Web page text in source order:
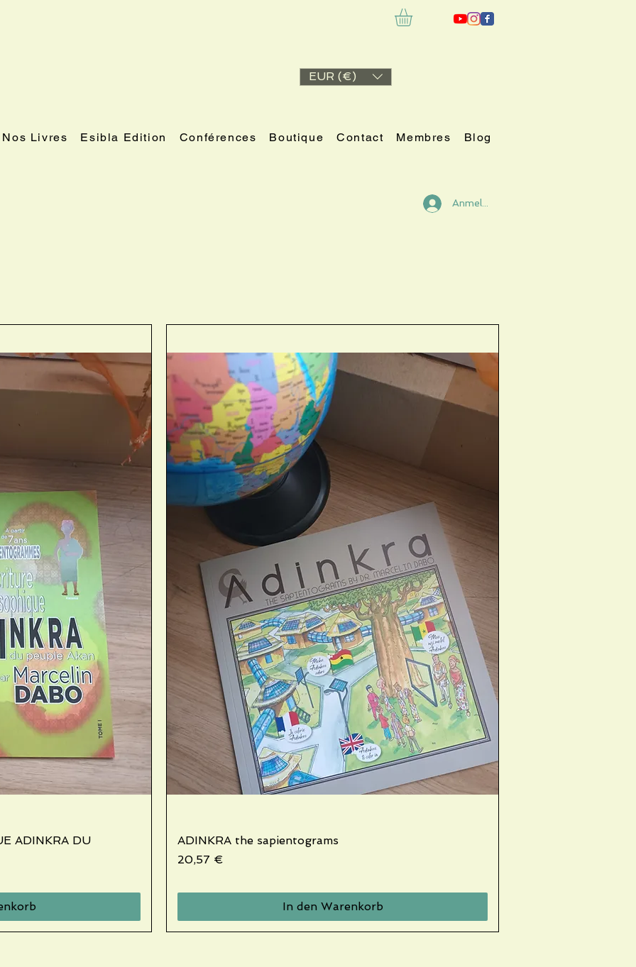
EUR (€)
Nos Livres Esibla Edition Conférences Boutique Contact Membres Blog
Anmelden
ADINKRA DU
Schnellansicht
ADINKRA the sapientograms
Preis
20,57 €
In den Warenkorb